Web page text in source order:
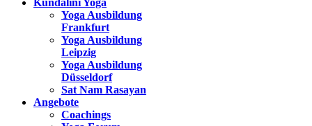
Kundalini Yoga
Yoga Ausbildung
Frankfurt
Yoga Ausbildung
Leipzig
Yoga Ausbildung
Düsseldorf
Sat Nam Rasayan
Angebote
Coachings